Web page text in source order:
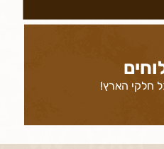
חלקי הארץ!